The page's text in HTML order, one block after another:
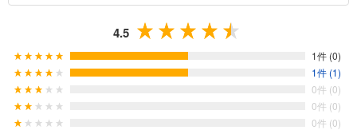
との時間を大切にしたり。
2人の不思議な関係性をコミカルに描きつつ、共感度120％の作品にな
ぜひご一読ください！！
4.5
1件 (0)
1件 (1)
0件 (0)
0件 (0)
0件 (0)